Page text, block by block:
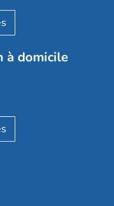
Médicis
à domicile